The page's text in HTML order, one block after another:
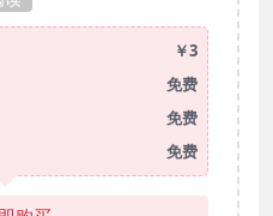
￥3
免费
免费
免费